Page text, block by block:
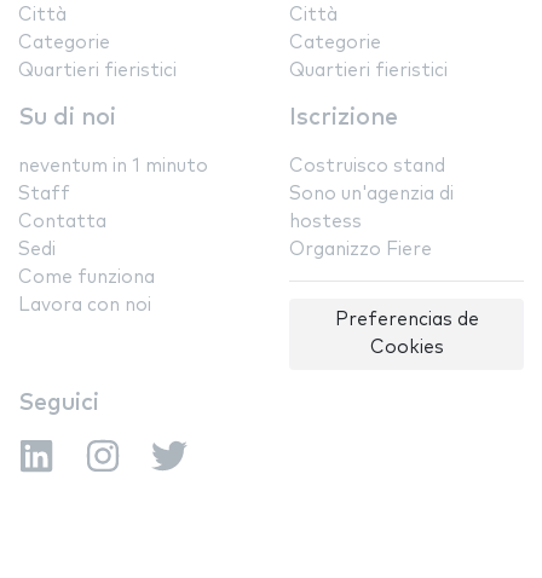
Città
Categorie
Quartieri fieristici
Città
Categorie
Quartieri fieristici
Su di noi
neventum in 1 minuto
Staff
Contatta
Sedi
Come funziona
Lavora con noi
Iscrizione
Costruisco stand
Sono un'agenzia di
hostess
Organizzo Fiere
Preferencias de
Cookies
Seguici